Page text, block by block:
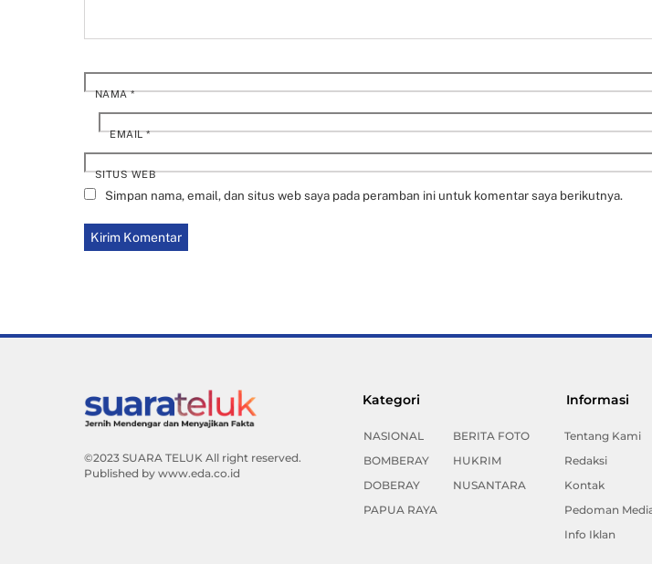
NAMA*
EMAIL*
SITUS WEB
Simpan nama, email, dan situs web saya pada peramban ini untuk komentar saya berikutnya.
Back
©2023 SUARA TELUK All right reserved.
Published by www.eda.co.id
Kategori
NASIONAL
BOMBERAY
DOBERAY
PAPUA RAYA
BERITA FOTO
HUKRIM
NUSANTARA
Informasi
Tentang Kami
Redaksi
Kontak
Pedoman
Info Iklan